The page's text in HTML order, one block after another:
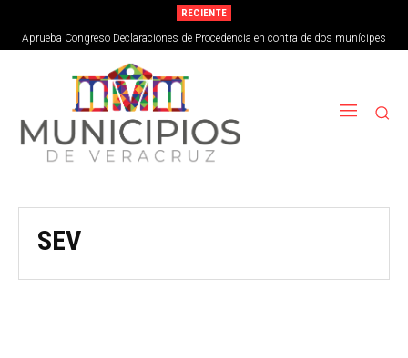
RECIENTE
Aprueba Congreso Declaraciones de Procedencia en contra de dos munícipes
SEV